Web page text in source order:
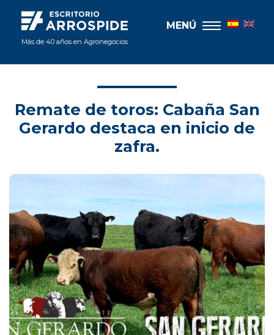
Más de 40 años en Agronegocios
MENÚ
Remate de toros: Cabaña San
Gerardo destaca en inicio de
zafra.